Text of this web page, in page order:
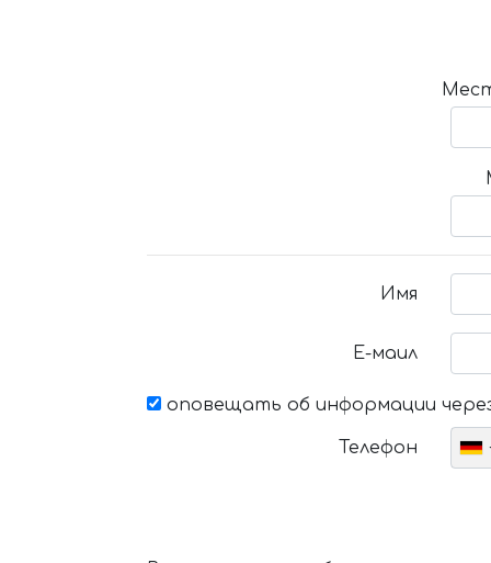
Имя
Е-маил
оповещать об информации
Телефон